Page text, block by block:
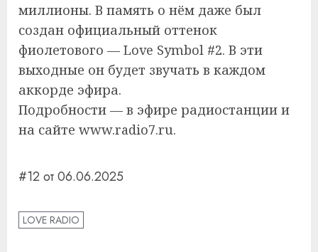
миллионы. В память о нём даже был
создан официальный оттенок
фиолетового — Love Symbol #2. В эти
выходные он будет звучать в каждом
аккорде эфира.
Подробности — в эфире радиостанции и
на сайте www.radio7.ru.
#12 от 06.06.2025
LOVE RADIO